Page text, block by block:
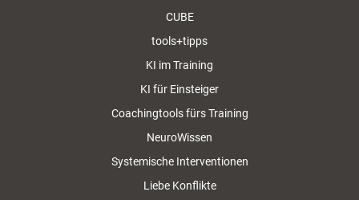
CUBE
tools+tipps
KI im Training
KI für Einsteiger
Coachingtools fürs Training
NeuroWissen
Systemische Interventionen
Liebe Konflikte